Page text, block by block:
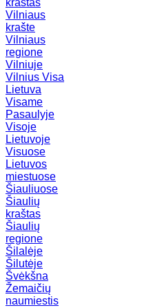
kraštas
Vilniaus
krašte
Vilniaus
regione
Vilniuje
Vilnius Visa
Lietuva
Visame
Pasaulyje
Visoje
Lietuvoje
Visuose
Lietuvos
miestuose
Šiauliuose
Šiaulių
kraštas
Šiaulių
regione
Šilalėje
Šilutėje
Švėkšna
Žemaičių
naumiestis